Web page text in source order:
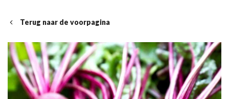
Terug naar de voorpagina